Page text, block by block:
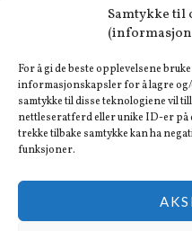
Samtykke til
For å gi de beste opplevelsene
informasjonskapsler for å lagre
samtykke til disse teknologiene vil
nettleseratferd eller unike ID-er på
trekke tilbake samtykke kan ha
funksjoner.
Suppe
Tapas-Mezze
Tyrkisk
Vegan
Vegetar